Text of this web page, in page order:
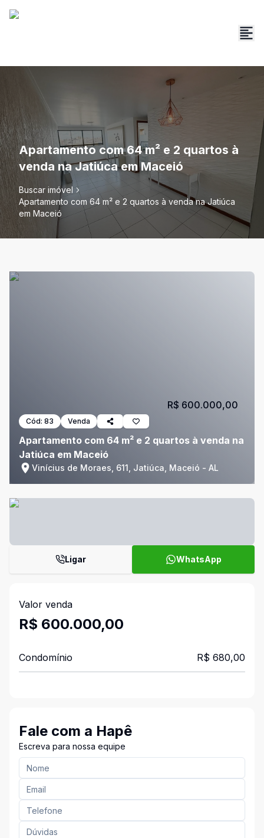
Apartamento com 64 m² e 2 quartos à
venda na Jatiúca em Maceió
Buscar imóvel
Apartamento com 64 m² e 2 quartos à venda na Jatiúca
em Maceió
Cód: 83 Venda
Apartamento com 64 m² e 2 quartos à venda na
Jatiúca em Maceió
Vinícius de Moraes, 611, Jatiúca, Maceió - AL
R$ 600.000,00
Ligar WhatsApp
Valor venda
R$ 600.000,00
Condomínio R$ 680,00
Fale com a Hapê
Escreva para nossa equipe